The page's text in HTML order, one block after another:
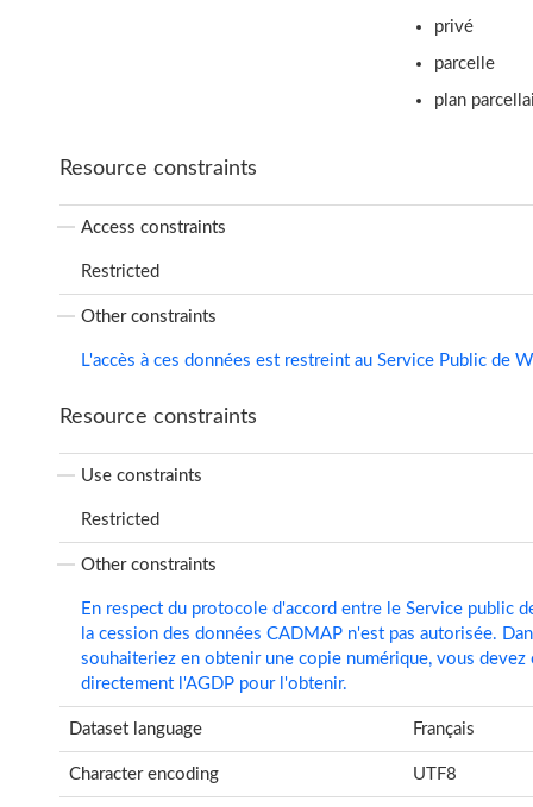
privé
parcelle
plan
Resource constraints
Access constraints
Restricted
Other constraints
L'accès à ces données est restreint au Service Public de
Resource constraints
Use constraints
Restricted
Other constraints
En respect du protocole d'accord entre le Service public
la cession des données CADMAP n'est pas autorisée.
souhaiteriez en obtenir une copie numérique, vous devez
directement l'AGDP pour l'obtenir.
Dataset language Français
Character encoding UTF8